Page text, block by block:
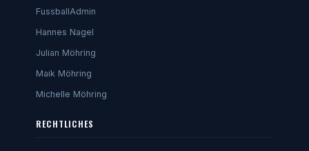
FussballAdmin
Hannes Nagel
Julian Möhring
Maik Möhring
Michelle Möhring
RECHTLICHES